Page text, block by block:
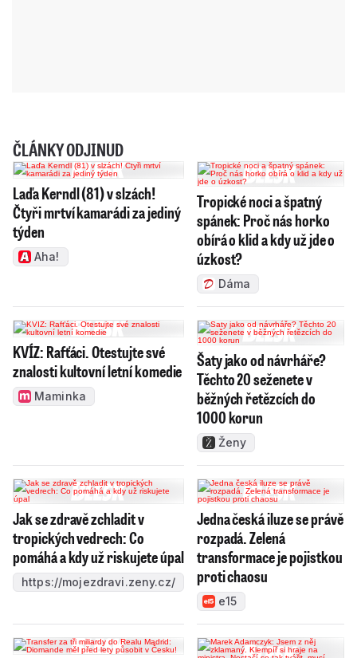
ČLÁNKY ODJINUD
Laďa Kerndl (81) v slzách!
Čtyři mrtví kamarádi za jediný
týden
Aha!
Tropické noci a špatný
spánek: Proč nás horko
obírá o klid a kdy už jde o
úzkost?
Dáma
KVÍZ: Rafťáci. Otestujte své
znalosti kultovní letní komedie
Maminka
Šaty jako od návrháře?
Těchto 20 seženete v
běžných řetězcích do
1000 korun
Ženy
Jak se zdravě zchladit v
tropických vedrech: Co
pomáhá a kdy už riskujete úpal
https://mojezdravi.zeny.cz/
Jedna česká iluze se právě
rozpadá. Zelená
transformace je pojistkou
proti chaosu
e15